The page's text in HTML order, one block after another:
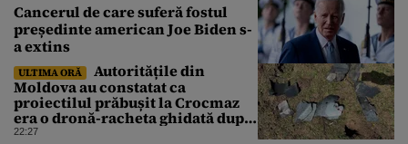
Cancerul de care suferă fostul
președinte american Joe Biden s-
a extins
ULTIMA ORĂ
Autoritățile din
Moldova au constatat ca
proiectilul prăbușit la Crocmaz
era o dronă-racheta ghidată după
finalizarea primei investigații
22:27